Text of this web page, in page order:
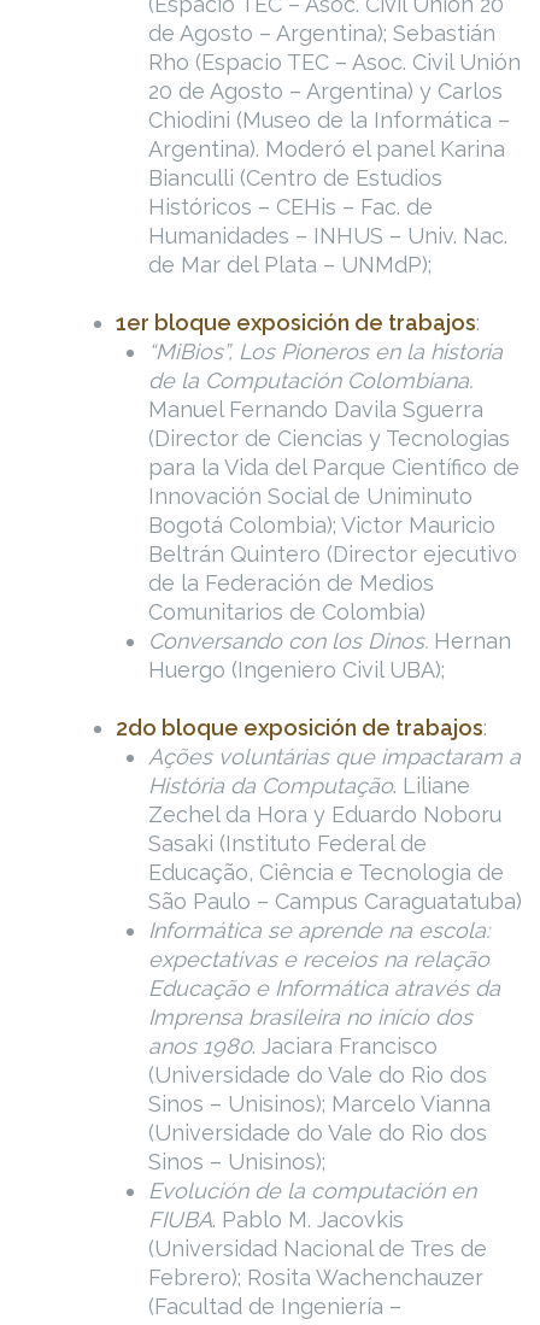
de Agosto – Argentina); Sebastián
Rho (Espacio TEC – Asoc. Civil Unión
20 de Agosto – Argentina) y Carlos
Chiodini (Museo de la Informática –
Argentina). Moderó el panel Karina
Bianculli (Centro de Estudios
Históricos – CEHis – Fac. de
Humanidades – INHUS – Univ. Nac.
de Mar del Plata – UNMdP);
1er bloque exposición de trabajos:
“MiBios”, Los Pioneros en la historia
de la Computación Colombiana.
Manuel Fernando Davila Sguerra
(Director de Ciencias y Tecnologias
para la Vida del Parque Científico de
Innovación Social de Uniminuto
Bogotá Colombia); Victor Mauricio
Beltrán Quintero (Director ejecutivo
de la Federación de Medios
Comunitarios de Colombia)
Conversando con los Dinos. Hernan
Huergo (Ingeniero Civil UBA);
2do bloque exposición de trabajos:
Ações voluntárias que impactaram a
História da Computação. Liliane
Zechel da Hora y Eduardo Noboru
Sasaki (Instituto Federal de
Educação, Ciência e Tecnologia de
São Paulo – Campus Caraguatatuba)
Informática se aprende na escola:
expectativas e receios na relação
Educação e Informática através da
Imprensa brasileira no início dos
anos 1980. Jaciara Francisco
(Universidade do Vale do Rio dos
Sinos – Unisinos); Marcelo Vianna
(Universidade do Vale do Rio dos
Sinos – Unisinos);
Evolución de la computación en
FIUBA. Pablo M. Jacovkis
(Universidad Nacional de Tres de
Febrero); Rosita Wachenchauzer
(Facultad de Ingeniería –